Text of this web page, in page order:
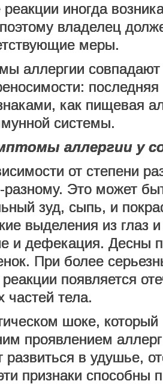
иногда
владелец
меры.
аллергии
последняя
как пищевая
системы.
аллергии у
от степени
Это может
зуд, сыпь, и
выделения из глаз
и дефекация. Десны
При более
появляется
частей тела.
шоке, который
проявлением
в удушье,
признаки способны